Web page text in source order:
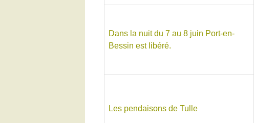
Dans la nuit du 7 au 8 juin Port-en-
Bessin est libéré.
Les pendaisons de Tulle